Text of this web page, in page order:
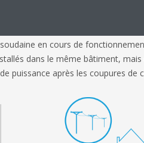
automatique
en cours de
dans le même bâtiment,
puissance après les coupures